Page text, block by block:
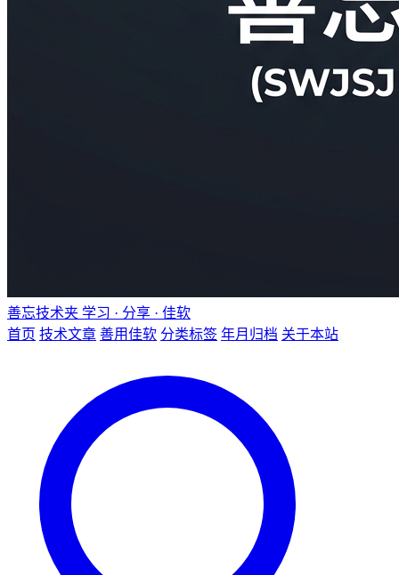
善忘技术夹 学习 · 分享 · 佳软
首页 技术文章 善用佳软 分类标签 年月归档 关于本站